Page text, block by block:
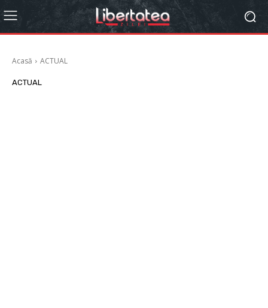
Acasă ACTUAL
ACTUAL